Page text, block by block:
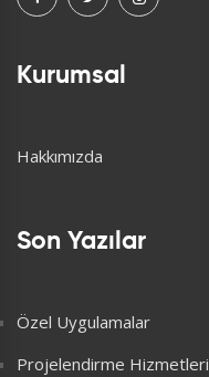
Kurumsal
Hakkımızda
Son Yazılar
Özel Uygulamalar
Projelendirme Hizmetleri